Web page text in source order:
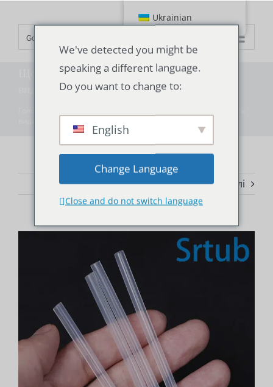
змістуGo to...
Що таке силіконова трубка? Які бувають
Попередні Далі
Ukrainian
We've detected you might be
speaking a different language.
Do you want to change to:
English
Change Language
Close and do not switch language